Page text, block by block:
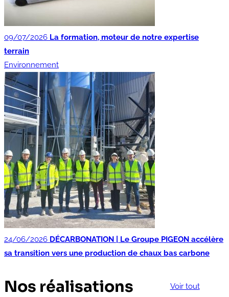
09/07/2026 La formation, moteur de notre expertise
terrain
Environnement
24/06/2026 DÉCARBONATION | Le Groupe PIGEON accélère
sa transition vers une production de chaux bas carbone
Nos réalisations Voir tout